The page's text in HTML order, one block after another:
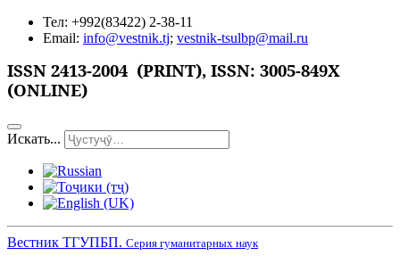
Тел: +992(83422) 2-38-11
Email: info@vestnik.tj; vestnik-tsulbp@mail.ru
ISSN 2413-2004 (PRINT), ISSN: 3005-849X
(ONLINE)
Искать...
Вестник ТГУПБП. Серия гуманитарных наук